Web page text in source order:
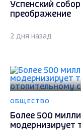
Успенский
преображение
2 дня назад
ОБЩЕСТВО
Более 500
модернизирует